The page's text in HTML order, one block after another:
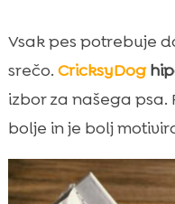
Vsak pes potrebuje
srečo. CricksyDog
izbor za našega
bolje in je bolj